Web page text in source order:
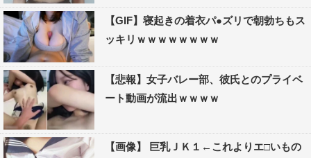
【GIF】寝起きの着衣パ●ズリで朝勃ちもス
ッキリｗｗｗｗｗｗｗｗ
【悲報】女子バレー部、彼氏とのプライベ
ート動画が流出ｗｗｗｗ
【画像】 巨乳ＪＫ１←これよりエ□いもの